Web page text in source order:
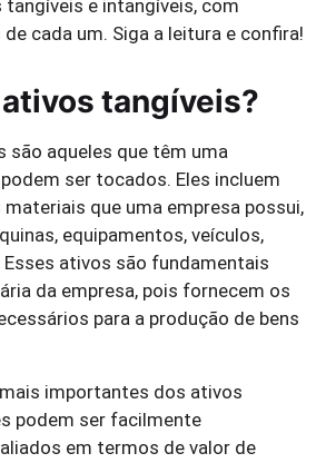
e intangíveis, com
cada um. Siga a leitura e confira!
tangíveis?
são aqueles que têm uma
ser tocados. Eles incluem
que uma empresa possui,
equipamentos, veículos,
ativos são fundamentais
da empresa, pois fornecem os
para a produção de bens
importantes dos ativos
podem ser facilmente
em termos de valor de